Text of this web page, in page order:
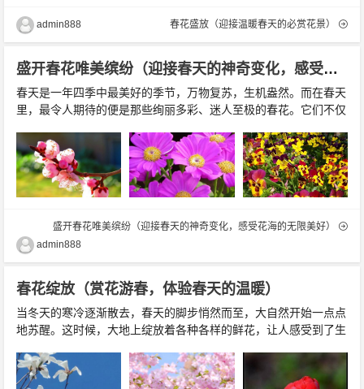
春花盛放（迎接温暖春天的必赏花景）
admin888
盛开春花唯美缤纷（迎接春天的神奇变化，感受花海的无限美好）
春天是一年四季中最美好的季节，万物复苏，生机盎然。而在春天
里，最令人期待的便是那些绚丽多彩、迷人至极的春花。它们不仅
验。下面将为大家带来一份关于春花的详细介绍，希望能让您更加
深入地感受春天的神奇变化。一：樱花樱花是春天最具代表性的
花...
盛开春花唯美缤纷（迎接春天的神奇变化，感受花海的无限美好）
admin888
春花绽放（赏花游春，体验春天的温暖）
当冬天的寒冷逐渐散去，春天的脚步悄然而至，大自然开始一点点
地苏醒。这时候，大地上绽放着各种各样的鲜花，让人感受到了生
爱的活动之一。本文将带你一起探索春天的花海，感受春天的美
好。一：万紫千红，赏遍樱花走进公园里，樱花树就在眼前。...